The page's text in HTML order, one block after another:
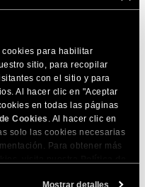
para habilitar
sitio, para recopilar
con el sitio y para
Al hacer clic en "Aceptar
en todas las páginas
Cookies . Al hacer clic en
solo las cookies necesarias
Para obtener más
Mostrar detalles